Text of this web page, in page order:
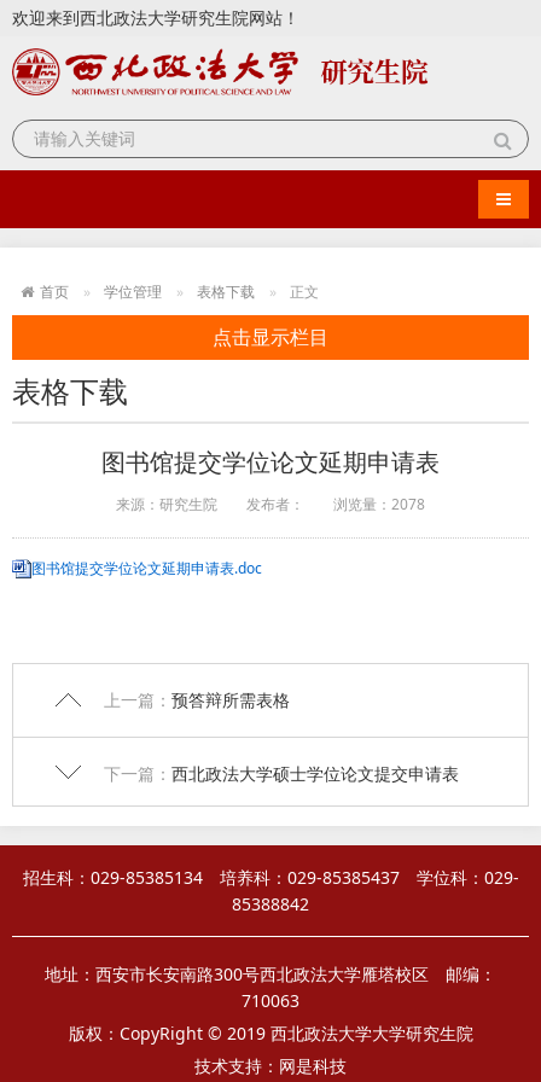
欢迎来到西北政法大学研究生院网站！
导航
首页 学位管理 表格下载 正文
点击显示栏目
表格下载
图书馆提交学位论文延期申请表
来源：研究生院 发布者： 浏览量： 2078
图书馆提交学位论文延期申请表.doc
上一篇： 预答辩所需表格
下一篇： 西北政法大学硕士学位论文提交申请表
招生科：029-85385134 培养科：029-85385437 学位科：029-
85388842
地址：西安市长安南路300号西北政法大学雁塔校区 邮编：
710063
版权：CopyRight © 2019 西北政法大学大学研究生院
技术支持： 网是科技